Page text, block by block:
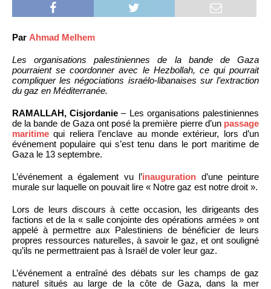
Par Ahmad Melhem
Les organisations palestiniennes de la bande de Gaza
pourraient se coordonner avec le Hezbollah, ce qui pourrait
compliquer les négociations israélo-libanaises sur l’extraction
du gaz en Méditerranée.
RAMALLAH, Cisjordanie – Les organisations palestiniennes
de la bande de Gaza ont posé la première pierre d’un passage
maritime qui reliera l’enclave au monde extérieur, lors d’un
événement populaire qui s’est tenu dans le port maritime de
Gaza le 13 septembre.
L’événement a également vu l’inauguration d’une peinture
murale sur laquelle on pouvait lire « Notre gaz est notre droit ».
Lors de leurs discours à cette occasion, les dirigeants des
factions et de la « salle conjointe des opérations armées » ont
appelé à permettre aux Palestiniens de bénéficier de leurs
propres ressources naturelles, à savoir le gaz, et ont souligné
qu’ils ne permettraient pas à Israël de voler leur gaz.
L’événement a entraîné des débats sur les champs de gaz
naturel situés au large de la côte de Gaza, dans la mer